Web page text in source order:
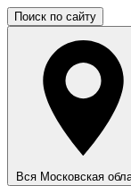
Поиск по сайту
Вся Московская